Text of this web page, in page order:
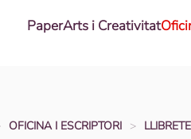
PaperArts i Creativitat
OFICINA I ESCRIPTORI